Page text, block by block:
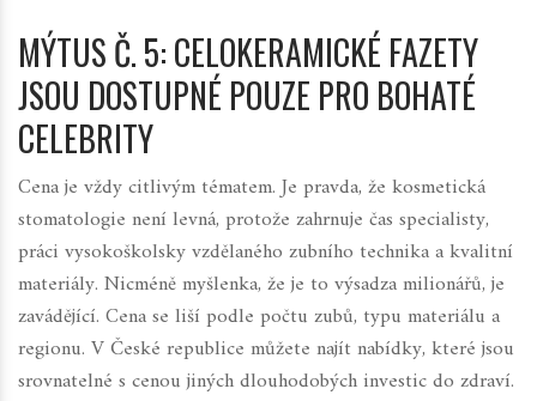
MÝTUS Č. 5: CELOKERAMICKÉ FAZETY
JSOU DOSTUPNÉ POUZE PRO BOHATÉ
CELEBRITY
Cena je vždy citlivým tématem. Je pravda, že kosmetická
stomatologie není levná, protože zahrnuje čas specialisty,
práci vysokoškolsky vzdělaného zubního technika a kvalitní
materiály. Nicméně myšlenka, že je to výsadza milionářů, je
zavádějící. Cena se liší podle počtu zubů, typu materiálu a
regionu. V České republice můžete najít nabídky, které jsou
srovnatelné s cenou jiných dlouhodobých investic do zdraví.